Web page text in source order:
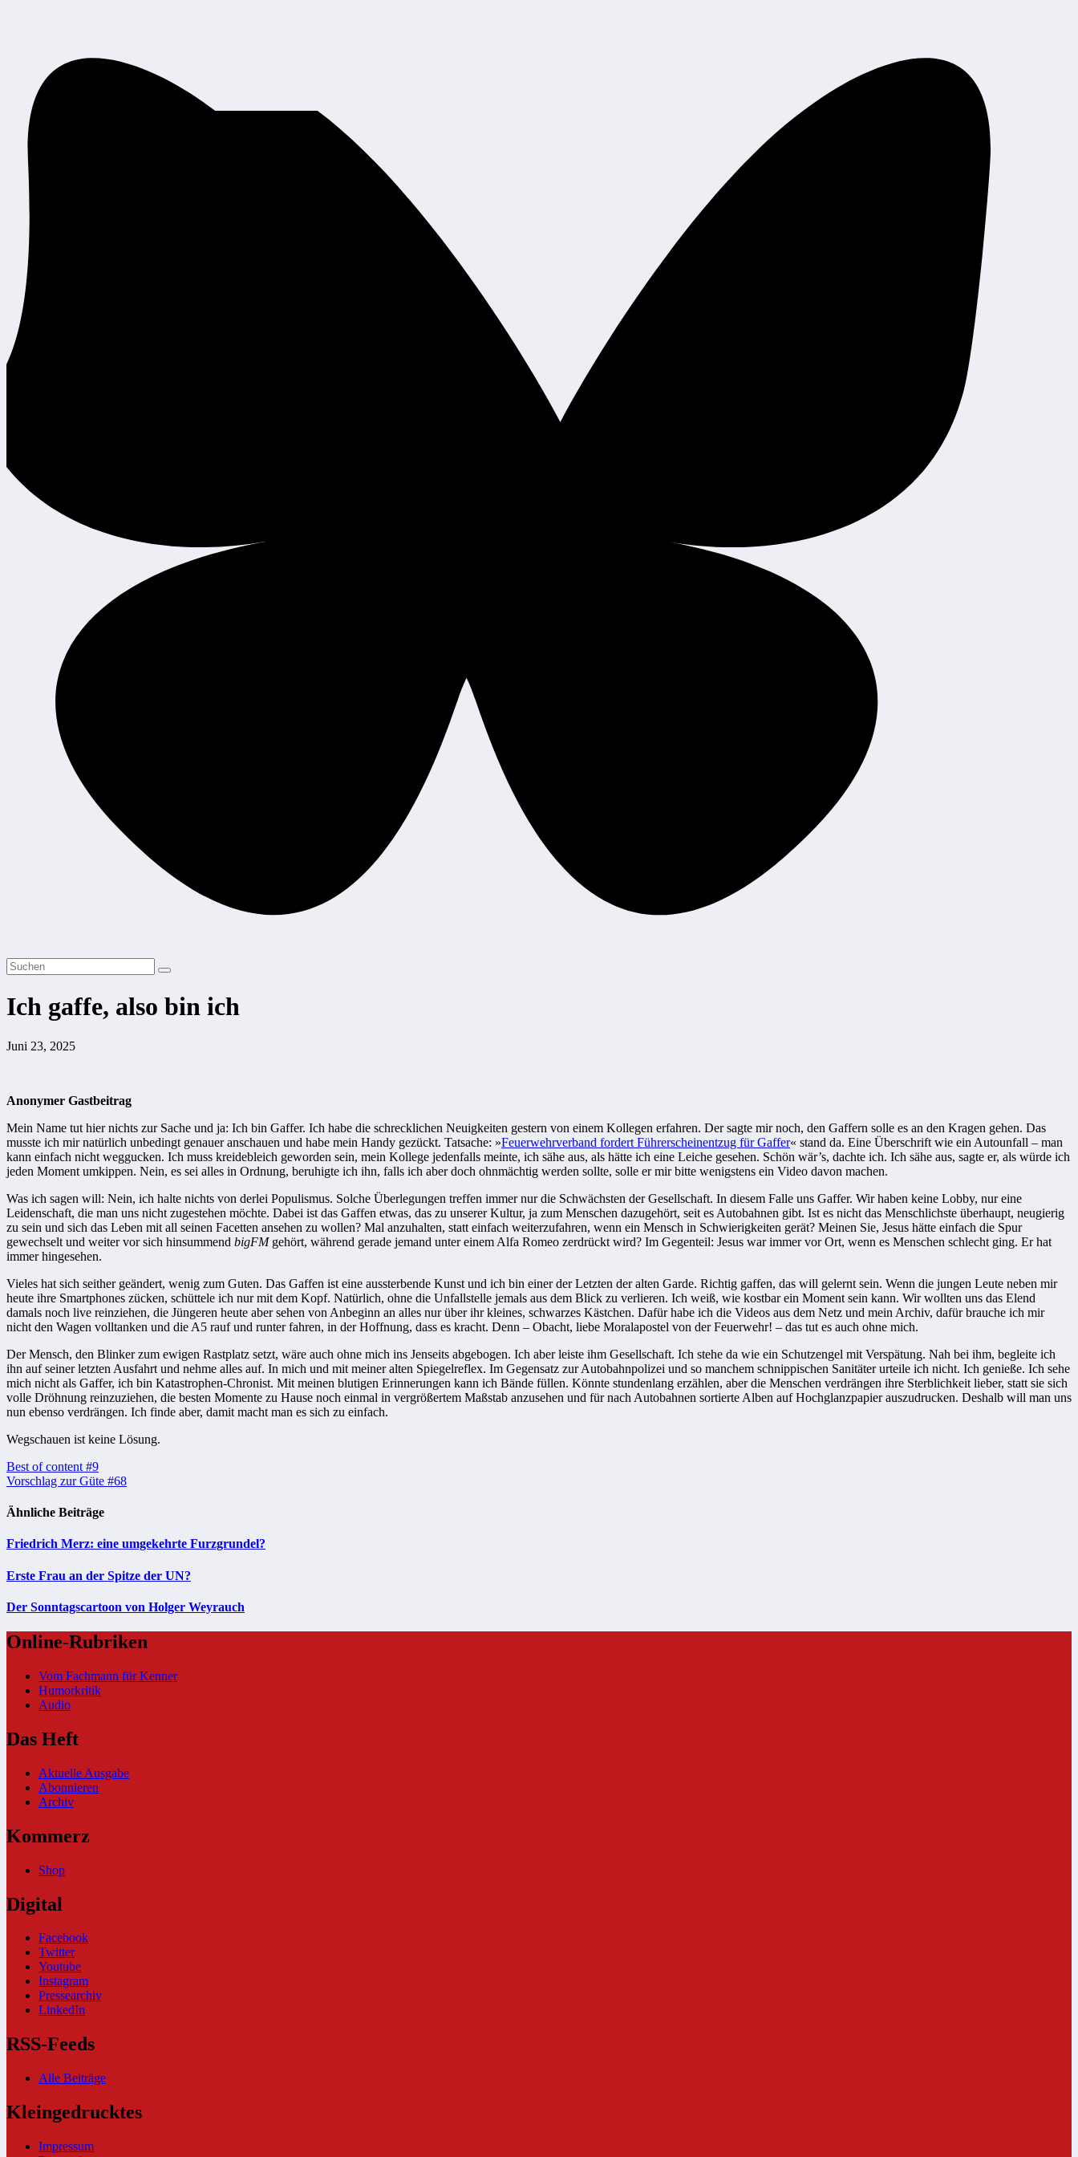
Ich gaffe, also bin ich
Juni 23, 2025
Anonymer Gastbeitrag
Mein Name tut hier nichts zur Sache und ja: Ich bin Gaffer. Ich habe die schrecklichen Neuigkeiten gestern von einem Kollegen erfahren. Der sagte mir noch, den Gaffern solle es an den Kragen gehen. Das
musste ich mir natürlich unbedingt genauer anschauen und habe mein Handy gezückt. Tatsache: »Feuerwehrverband fordert Führerscheinentzug für Gaffer« stand da. Eine Überschrift wie ein Autounfall – man
kann einfach nicht weggucken. Ich muss kreidebleich geworden sein, mein Kollege jedenfalls meinte, ich sähe aus, als hätte ich eine Leiche gesehen. Schön wär’s, dachte ich. Ich sähe aus, sagte er, als würde ich
jeden Moment umkippen. Nein, es sei alles in Ordnung, beruhigte ich ihn, falls ich aber doch ohnmächtig werden sollte, solle er mir bitte wenigstens ein Video davon machen.
Was ich sagen will: Nein, ich halte nichts von derlei Populismus. Solche Überlegungen treffen immer nur die Schwächsten der Gesellschaft. In diesem Falle uns Gaffer. Wir haben keine Lobby, nur eine
Leidenschaft, die man uns nicht zugestehen möchte. Dabei ist das Gaffen etwas, das zu unserer Kultur, ja zum Menschen dazugehört, seit es Autobahnen gibt. Ist es nicht das Menschlichste überhaupt, neugierig
zu sein und sich das Leben mit all seinen Facetten ansehen zu wollen? Mal anzuhalten, statt einfach weiterzufahren, wenn ein Mensch in Schwierigkeiten gerät? Meinen Sie, Jesus hätte einfach die Spur
gewechselt und weiter vor sich hinsummend bigFMgehört, während gerade jemand unter einem Alfa Romeo zerdrückt wird? Im Gegenteil: Jesus war immer vor Ort, wenn es Menschen schlecht ging. Er hat
immer hingesehen.
Vieles hat sich seither geändert, wenig zum Guten. Das Gaffen ist eine aussterbende Kunst und ich bin einer der Letzten der alten Garde. Richtig gaffen, das will gelernt sein. Wenn die jungen Leute neben mir
heute ihre Smartphones zücken, schüttele ich nur mit dem Kopf. Natürlich, ohne die Unfallstelle jemals aus dem Blick zu verlieren. Ich weiß, wie kostbar ein Moment sein kann. Wir wollten uns das Elend
damals noch live reinziehen, die Jüngeren heute aber sehen von Anbeginn an alles nur über ihr kleines, schwarzes Kästchen. Dafür habe ich die Videos aus dem Netz und mein Archiv, dafür brauche ich mir
nicht den Wagen volltanken und die A5 rauf und runter fahren, in der Hoffnung, dass es kracht. Denn – Obacht, liebe Moralapostel von der Feuerwehr! – das tut es auch ohne mich.
Der Mensch, den Blinker zum ewigen Rastplatz setzt, wäre auch ohne mich ins Jenseits abgebogen. Ich aber leiste ihm Gesellschaft. Ich stehe da wie ein Schutzengel mit Verspätung. Nah bei ihm, begleite ich
ihn auf seiner letzten Ausfahrt und nehme alles auf. In mich und mit meiner alten Spiegelreflex. Im Gegensatz zur Autobahnpolizei und so manchem schnippischen Sanitäter urteile ich nicht. Ich genieße. Ich sehe
mich nicht als Gaffer, ich bin Katastrophen-Chronist. Mit meinen blutigen Erinnerungen kann ich Bände füllen. Könnte stundenlang erzählen, aber die Menschen verdrängen ihre Sterblichkeit lieber, statt sie sich
volle Dröhnung reinzuziehen, die besten Momente zu Hause noch einmal in vergrößertem Maßstab anzusehen und für nach Autobahnen sortierte Alben auf Hochglanzpapier auszudrucken. Deshalb will man uns
nun ebenso verdrängen. Ich finde aber, damit macht man es sich zu einfach.
Wegschauen ist keine Lösung.
Beitragsnavigation
Best of content #9
Vorschlag zur Güte #68
Ähnliche Beiträge
Friedrich Merz: eine umgekehrte Furzgrundel?
Erste Frau an der Spitze der UN?
Der Sonntagscartoon von Holger Weyrauch
Online-Rubriken
Vom Fachmann für Kenner
Humorkritik
Audio
Das Heft
Aktuelle Ausgabe
Abonnieren
Archiv
Kommerz
Shop
Digital
Facebook
Twitter
Youtube
Instagram
Pressearchiv
LinkedIn
RSS-Feeds
Alle Beiträge
Kleingedrucktes
Impressum